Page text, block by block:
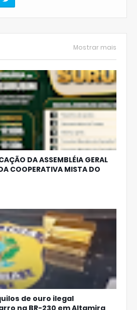
Mostrar mais
DA ASSEMBLÉIA GERAL
COOPERATIVA MISTA DO
de ouro ilegal